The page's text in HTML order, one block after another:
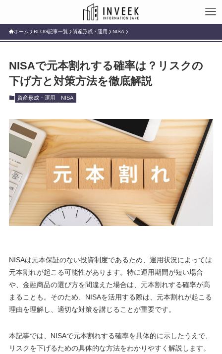
ホーム BLOG記事一覧 資産形成・運用 NISA
NISAで元本割れする確率は？リスクの
下げ方と対策方法を徹底解説
資産形成・運用 NISA
NISAは元本保証のない投資制度であるため、運用状況によっては
元本割れが起こる可能性があります。特に運用期間が短い場合
や、金融商品の選び方を間違えた場合は、元本割れする確率が高
まることも。そのため、NISAを活用する際は、元本割れが起こる
理由を理解し、適切な対策を講じることが重要です。
本記事では、NISAで元本割れする確率を具体的に示したうえで、
リスクを下げるための具体的な方法をわかりやすく解説します。